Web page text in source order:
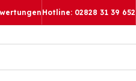
Hotline: 02828 31 39 652